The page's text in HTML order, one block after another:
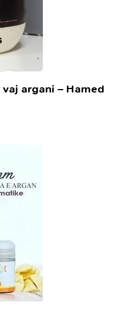
argani – Hamed